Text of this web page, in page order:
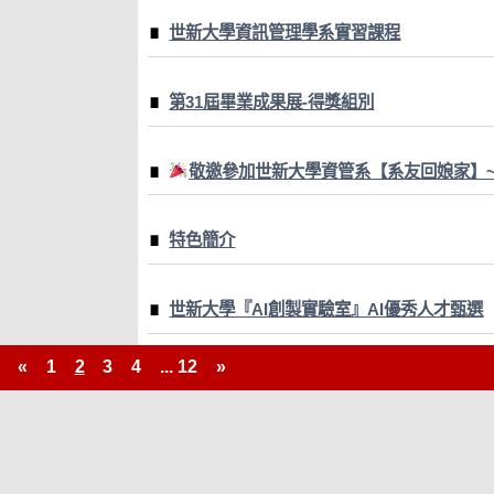
世新大學資訊管理學系實習課程
第31屆畢業成果展-得獎組別
敬邀參加世新大學資管系【系友回娘家】
特色簡介
世新大學『AI創製實驗室』AI優秀人才甄選
« 1 2 3 4 ... 12 »